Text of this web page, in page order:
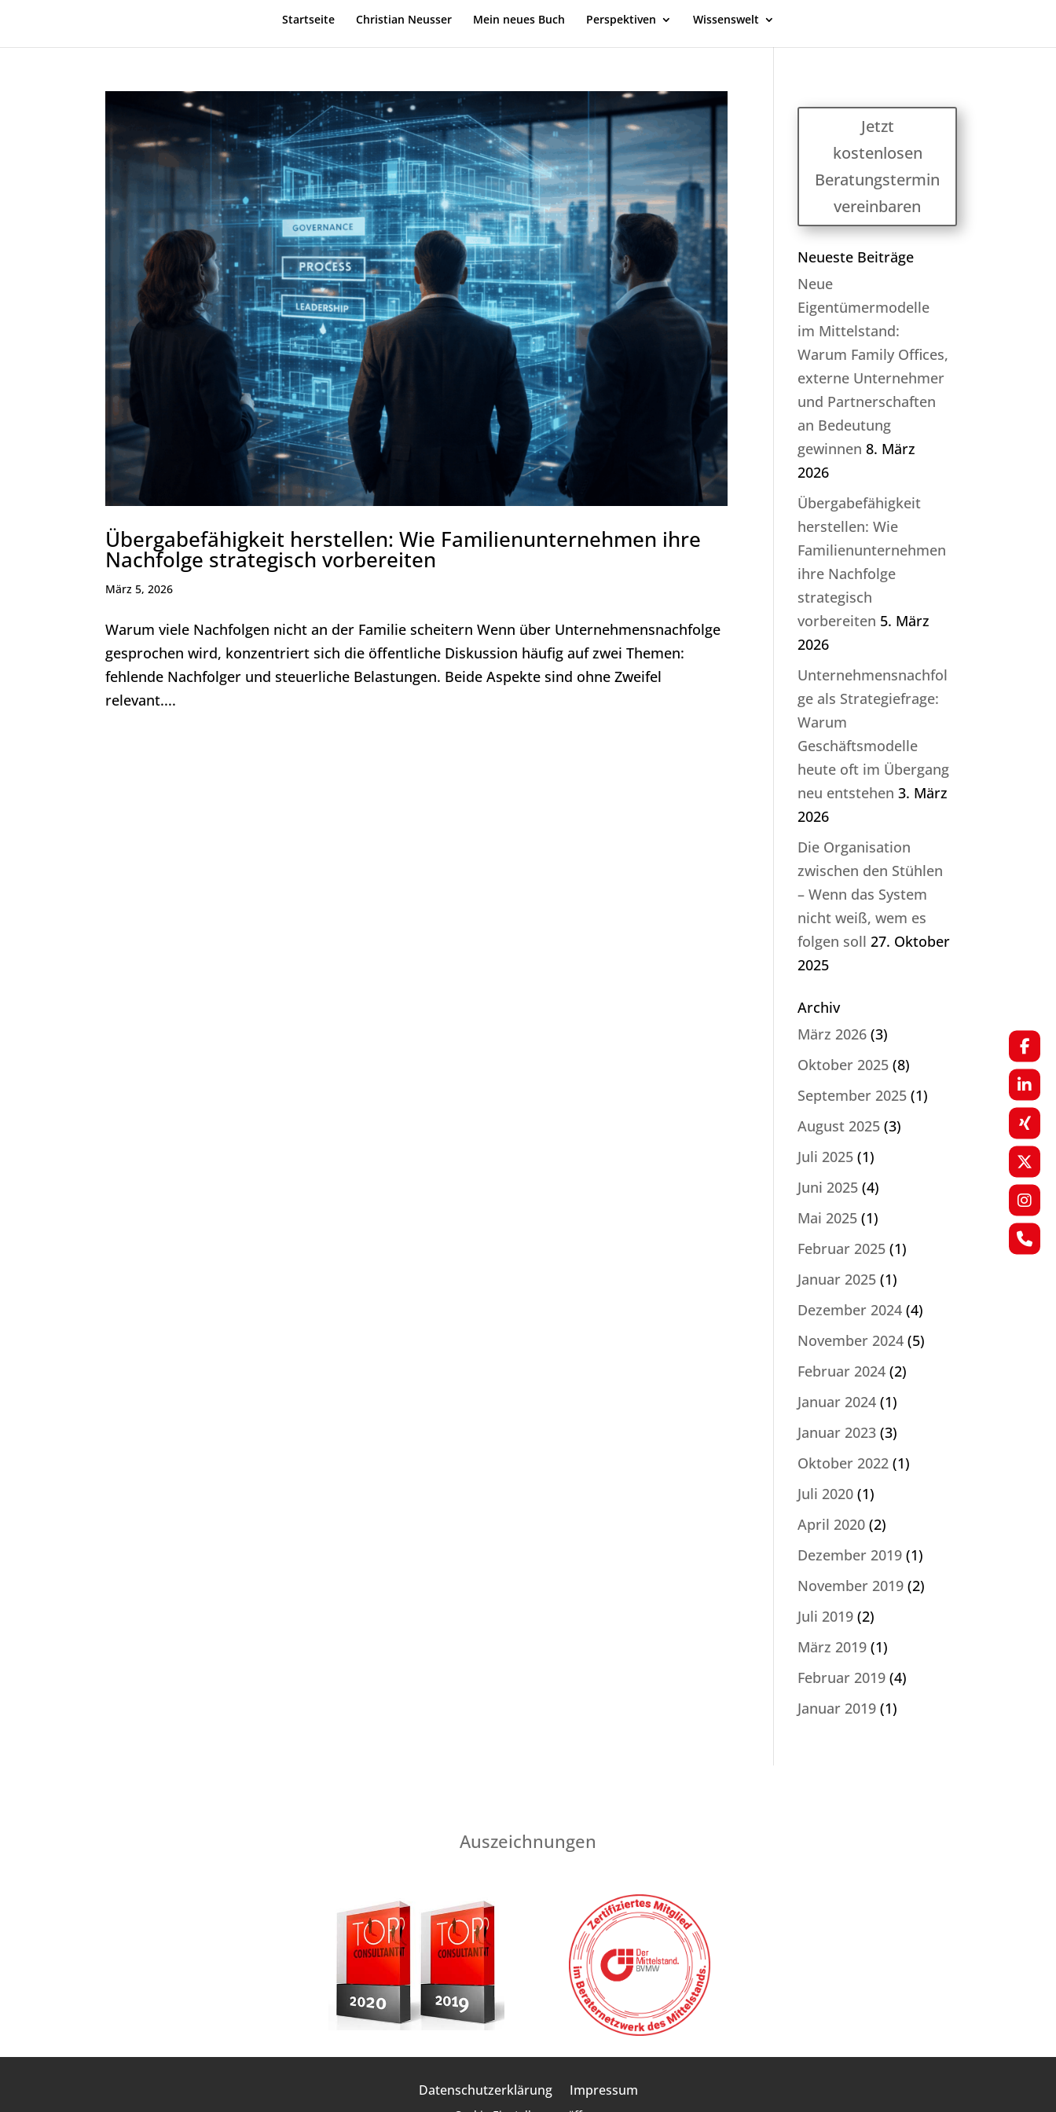
Startseite Christian Neusser Mein neues Buch Perspektiven Wissenswelt
Übergabefähigkeit herstellen: Wie Familienunternehmen ihre
Nachfolge strategisch vorbereiten
März 5, 2026
Warum viele Nachfolgen nicht an der Familie scheitern Wenn über Unternehmensnachfolge
gesprochen wird, konzentriert sich die öffentliche Diskussion häufig auf zwei Themen:
fehlende Nachfolger und steuerliche Belastungen. Beide Aspekte sind ohne Zweifel
relevant....
Jetzt
kostenlosen
Beratungstermin
vereinbaren
Neueste Beiträge
Neue
Eigentümermodelle
im Mittelstand:
Warum Family Offices,
externe Unternehmer
und Partnerschaften
an Bedeutung
gewinnen 8. März
2026
Übergabefähigkeit
herstellen: Wie
Familienunternehmen
ihre Nachfolge
strategisch
vorbereiten 5. März
2026
Unternehmensnachfol
ge als Strategiefrage:
Warum
Geschäftsmodelle
heute oft im Übergang
neu entstehen 3. März
2026
Die Organisation
zwischen den Stühlen
– Wenn das System
nicht weiß, wem es
folgen soll 27. Oktober
2025
Archiv
März 2026 (3)
Oktober 2025 (8)
September 2025 (1)
August 2025 (3)
Juli 2025 (1)
Juni 2025 (4)
Mai 2025 (1)
Februar 2025 (1)
Januar 2025 (1)
Dezember 2024 (4)
November 2024 (5)
Februar 2024 (2)
Januar 2024 (1)
Januar 2023 (3)
Oktober 2022 (1)
Juli 2020 (1)
April 2020 (2)
Dezember 2019 (1)
November 2019 (2)
Juli 2019 (2)
März 2019 (1)
Februar 2019 (4)
Januar 2019 (1)
Auszeichnungen
Datenschutzerklärung Impressum